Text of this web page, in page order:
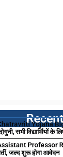
Yojana Big
सभी विद्यार्थियों के
Professor
जल्द शुरू होगा आवेदन